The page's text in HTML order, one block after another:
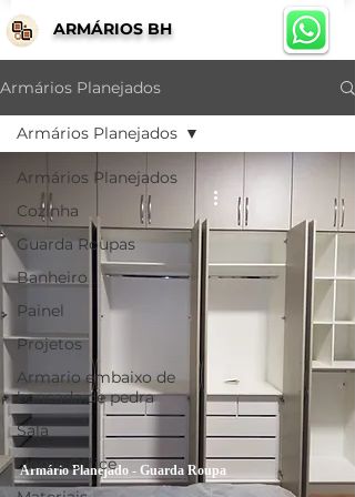
ARMÁRIOS BH
Armários Planejados
Armários Planejados
Cozinha
Guarda Roupas
Banheiro
Painel
Projetos
Armario embaixo de
bancada de pedra
Sala
Home Office
Armários Planejados
Armário Planejado - Guarda Roupa